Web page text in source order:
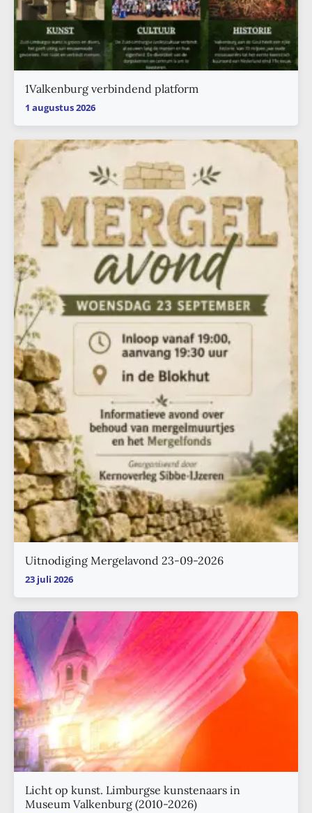
1Valkenburg verbindend platform
1 augustus 2026
Uitnodiging Mergelavond 23-09-2026
23 juli 2026
Licht op kunst. Limburgse kunstenaars in
Museum Valkenburg (2010-2026)